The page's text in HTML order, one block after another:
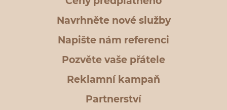
Navrhněte nové služby
Napište nám referenci
Pozvěte vaše přátele
Reklamní kampaň
Partnerství